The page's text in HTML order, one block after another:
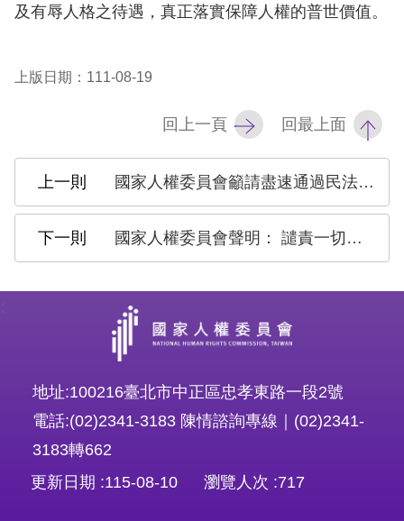
捷
請
語
及有辱人格之待遇，真正落實保障人權的普世價值。
上版日期：111-08-19
回上一頁 回最上面
國家人權委員會籲請盡速通過民法第1085條修法 以遵守國際人權標準
國家人權委員會聲明： 譴責一切形式暴力行為，呼籲落實國際人權公約
地址:100216臺北市中正區忠孝東路一段2號
電話:(02)2341-3183 陳情諮詢專線｜(02)2341-
3183轉662
更新日期
115-08-10 瀏覽人次 717